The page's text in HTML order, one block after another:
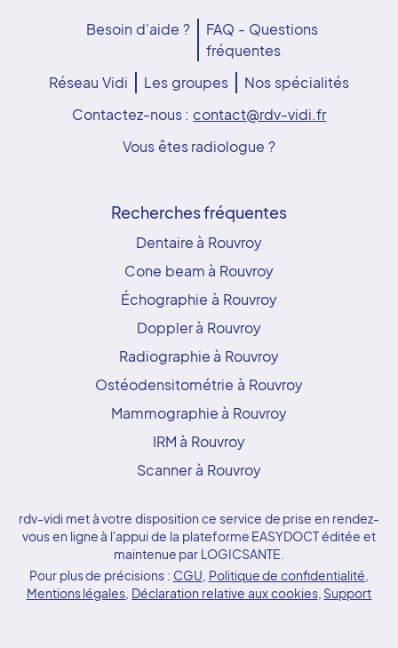
Besoin d'aide ?
FAQ - Questions
fréquentes
Réseau Vidi
Les groupes
Nos spécialités
Contactez-nous : contact@rdv-vidi.fr
Vous êtes radiologue ?
Recherches fréquentes
Dentaire à Rouvroy
Cone beam à Rouvroy
Échographie à Rouvroy
Doppler à Rouvroy
Radiographie à Rouvroy
Ostéodensitométrie à Rouvroy
Mammographie à Rouvroy
IRM à Rouvroy
Scanner à Rouvroy
rdv-vidi met à votre disposition ce service de prise en rendez-
vous en ligne à l'appui de la plateforme EASYDOCT éditée et
maintenue par LOGICSANTE.
Pour plus de précisions : CGU Politique de confidentialité
Mentions légales Déclaration relative aux cookies, Support